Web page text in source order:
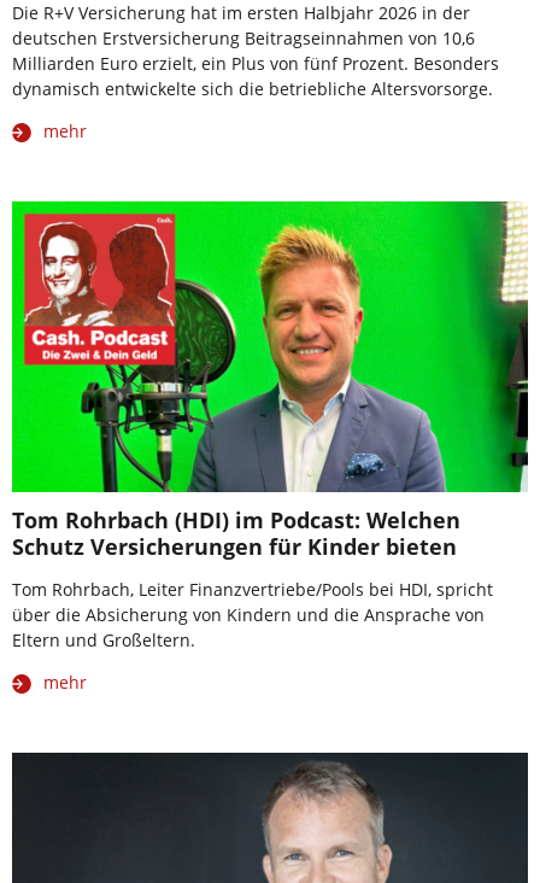
Die R+V Versicherung hat im ersten Halbjahr 2026 in der
deutschen Erstversicherung Beitragseinnahmen von 10,6
Milliarden Euro erzielt, ein Plus von fünf Prozent. Besonders
dynamisch entwickelte sich die betriebliche Altersvorsorge.
mehr
Tom Rohrbach (HDI) im Podcast: Welchen
Schutz Versicherungen für Kinder bieten
Tom Rohrbach, Leiter Finanzvertriebe/Pools bei HDI, spricht
über die Absicherung von Kindern und die Ansprache von
Eltern und Großeltern.
mehr